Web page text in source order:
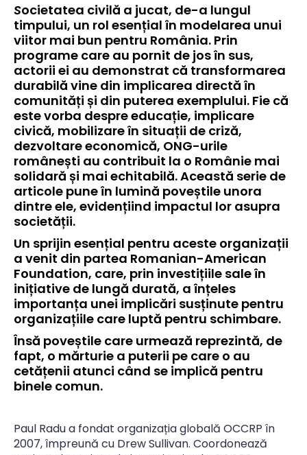
Societatea civilă a jucat, de-a lungul
timpului, un rol esențial în modelarea unui
viitor mai bun pentru România. Prin
programe care au pornit de jos în sus,
actorii ei au demonstrat că transformarea
durabilă vine din implicarea directă în
comunități și din puterea exemplului. Fie că
este vorba despre educație, implicare
civică, mobilizare în situații de criză,
dezvoltare economică, ONG-urile
românești au contribuit la o Românie mai
solidară și mai echitabilă. Această serie de
articole pune în lumină poveștile unora
dintre ele, evidențiind impactul lor asupra
societății.
Un sprijin esențial pentru aceste organizații
a venit din partea Romanian-American
Foundation, care, prin investițiile sale în
inițiative de lungă durată, a înțeles
importanța unei implicări susținute pentru
organizațiile care luptă pentru schimbare.
Însă poveștile care urmează reprezintă, de
fapt, o mărturie a puterii pe care o au
cetățenii atunci când se implică pentru
binele comun.
Paul Radu a fondat organizația globală OCCRP în
2007, împreună cu Drew Sullivan. Coordonează